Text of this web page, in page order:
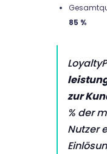
85 %
zur
% der
Nutzer